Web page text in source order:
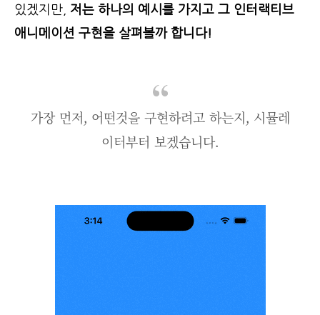
있겠지만, 저는 하나의 예시를 가지고 그 인터랙티브
애니메이션 구현을 살펴볼까 합니다!
가장 먼저, 어떤것을 구현하려고 하는지, 시뮬레
이터부터 보겠습니다.